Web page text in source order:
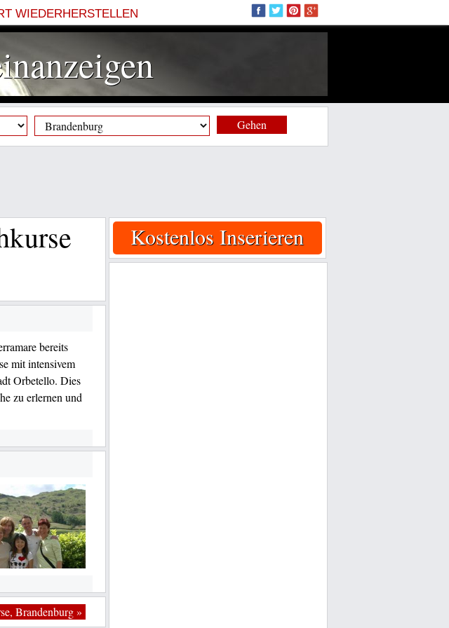
WIEDERHERSTELLEN
Gehen
bereits
mit intensivem
Orbetello. Dies
zu erlernen und
Brandenburg »
Kostenlos Inserieren